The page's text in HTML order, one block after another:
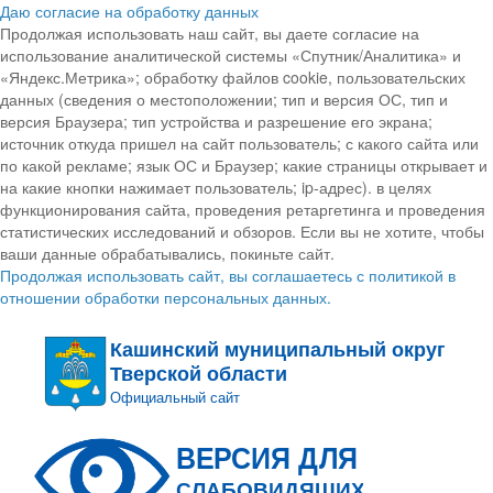
Даю согласие на обработку данных
Продолжая использовать наш сайт, вы даете согласие на
использование аналитической системы «Спутник/Аналитика» и
«Яндекс.Метрика»; обработку файлов cookie, пользовательских
данных (сведения о местоположении; тип и версия ОС, тип и
версия Браузера; тип устройства и разрешение его экрана;
источник откуда пришел на сайт пользователь; с какого сайта или
по какой рекламе; язык ОС и Браузер; какие страницы открывает и
на какие кнопки нажимает пользователь; ip-адрес). в целях
функционирования сайта, проведения ретаргетинга и проведения
статистических исследований и обзоров. Если вы не хотите, чтобы
ваши данные обрабатывались, покиньте сайт.
Продолжая использовать сайт, вы соглашаетесь с политикой в
отношении обработки персональных данных.